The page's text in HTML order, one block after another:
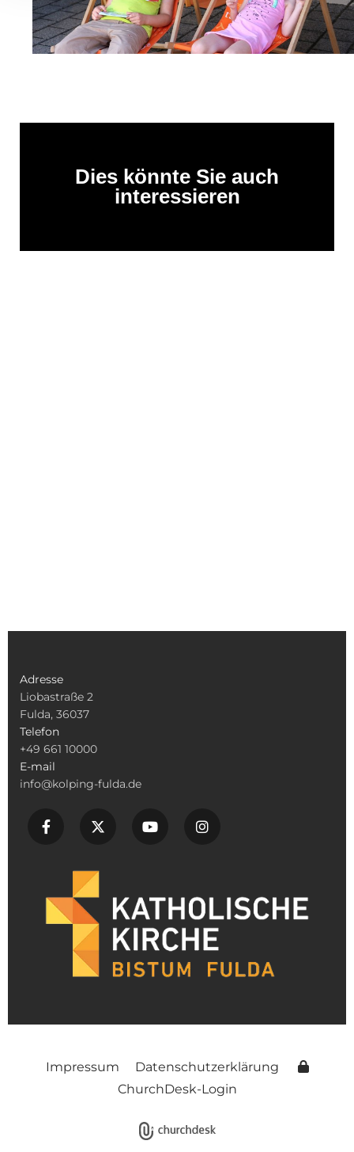
Dies könnte Sie auch
interessieren
Adresse
Liobastraße 2
Fulda, 36037
Telefon
+49 661 10000
E-mail
info@kolping-fulda.de
Impressum
Datenschutzerklärung
ChurchDesk-Login